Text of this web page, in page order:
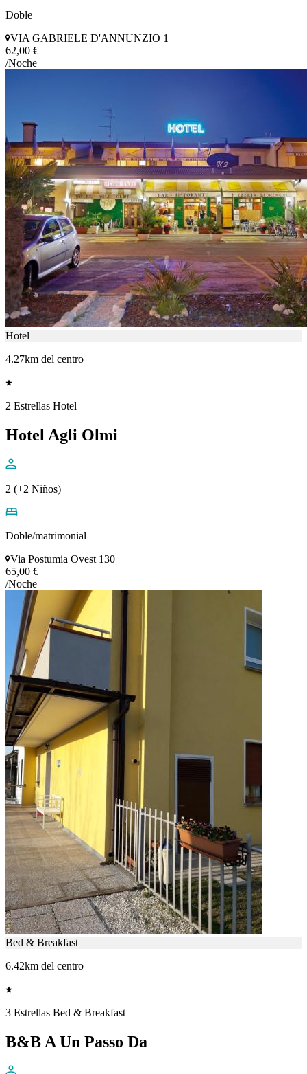
Doble
VIA GABRIELE D'ANNUNZIO 1
62,00 €
/Noche
Hotel
4.27km del centro
2 Estrellas Hotel
Hotel Agli Olmi
2 (+2 Niños)
Doble/matrimonial
Via Postumia Ovest 130
65,00 €
/Noche
Bed & Breakfast
6.42km del centro
3 Estrellas Bed & Breakfast
B&B A Un Passo Da